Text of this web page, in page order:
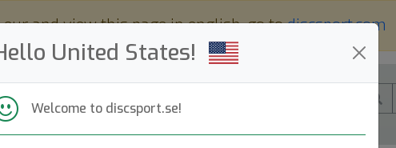
United States!
Welcome to discsport.se!
eur and view this page in english, go todiscsport.com